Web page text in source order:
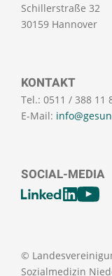
Schillerstraße 32
30159 Hannover
KONTAKT
Tel.: 0511 / 388 11
E-Mail:
SOCIAL-MEDIA
©
Sozialmedizin